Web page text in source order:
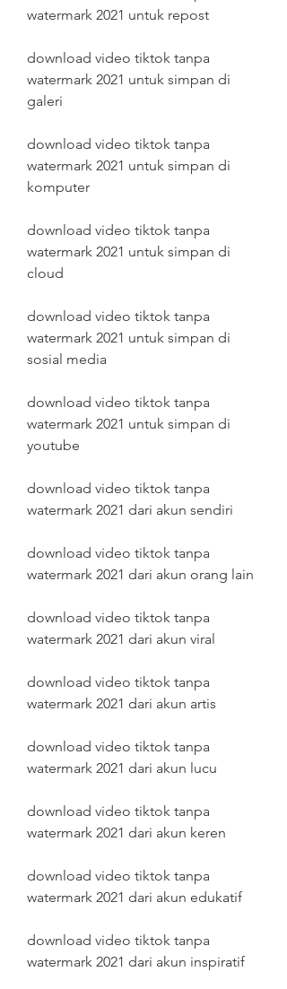
watermark 2021 untuk repost
download video tiktok tanpa
watermark 2021 untuk simpan di
galeri
download video tiktok tanpa
watermark 2021 untuk simpan di
komputer
download video tiktok tanpa
watermark 2021 untuk simpan di
cloud
download video tiktok tanpa
watermark 2021 untuk simpan di
sosial media
download video tiktok tanpa
watermark 2021 untuk simpan di
youtube
download video tiktok tanpa
watermark 2021 dari akun sendiri
download video tiktok tanpa
watermark 2021 dari akun orang lain
download video tiktok tanpa
watermark 2021 dari akun viral
download video tiktok tanpa
watermark 2021 dari akun artis
download video tiktok tanpa
watermark 2021 dari akun lucu
download video tiktok tanpa
watermark 2021 dari akun keren
download video tiktok tanpa
watermark 2021 dari akun edukatif
download video tiktok tanpa
watermark 2021 dari akun inspiratif